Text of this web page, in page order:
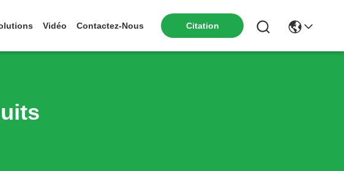
Vidéo Contactez-Nous Citation